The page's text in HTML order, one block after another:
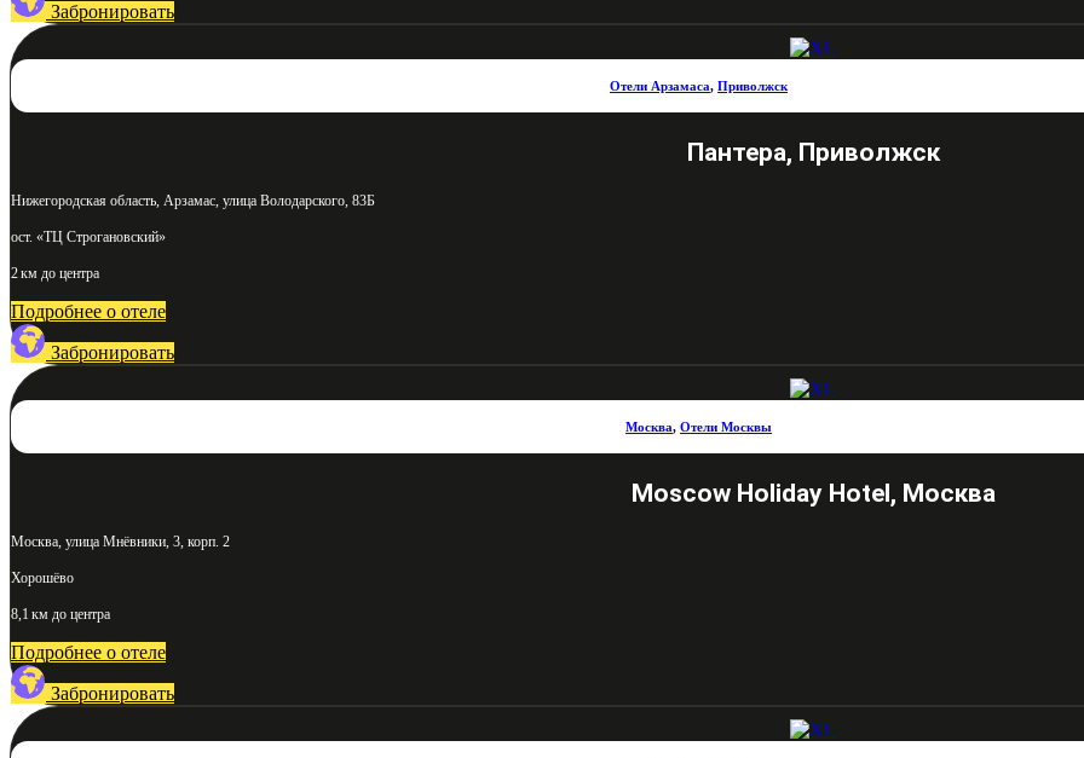
Забронировать
Отели Арзамаса,Приволжск
Пантера, Приволжск
Нижегородская область, Арзамас, улица Володарского, 83Б
ост. «ТЦ Строгановский»
2 км до центра
Подробнее о отеле
Забронировать
Москва,Отели Москвы
Moscow Holiday Hotel, Москва
Москва, улица Мнёвники, 3, корп. 2
Хорошёво
8,1 км до центра
Подробнее о отеле
Забронировать